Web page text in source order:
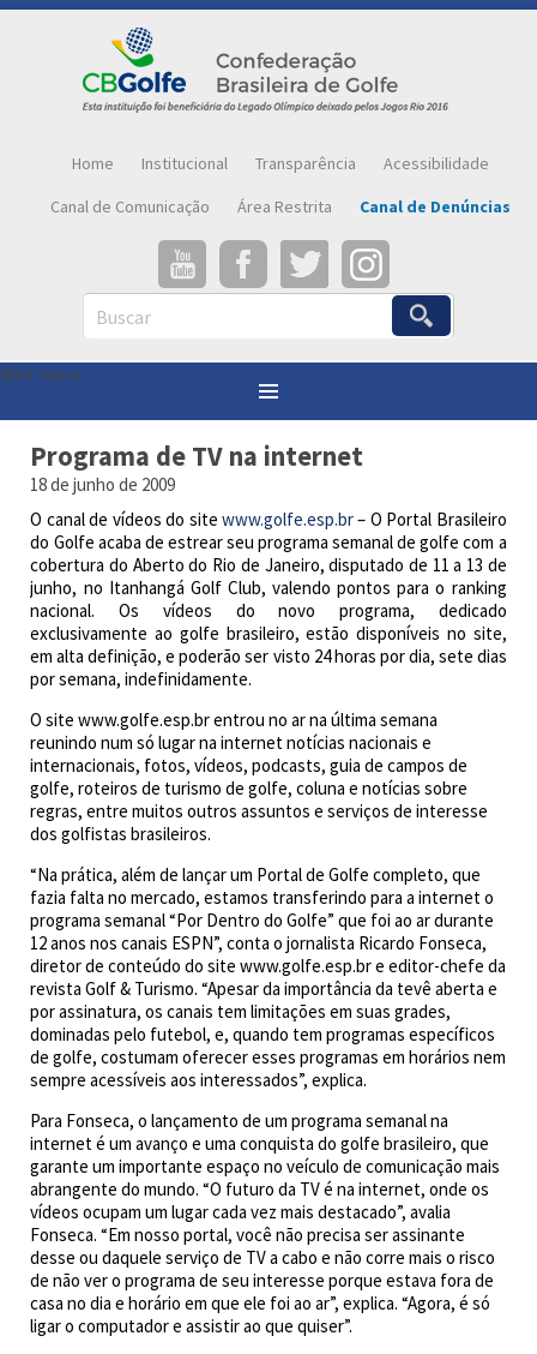
Home Institucional Transparência
Acessibilidade
Canal de Comunicação
Área Restrita Canal de Denúncias
Buscar
Abrir menu
Você está aqui: Notícias
Programa de TV na internet
18 de junho de 2009
O canal de vídeos do site www.golfe.esp.br– O Portal Brasileiro
do Golfe acaba de estrear seu programa semanal de golfe com a
cobertura do Aberto do Rio de Janeiro, disputado de 11 a 13 de
junho, no Itanhangá Golf Club, valendo pontos para o ranking
nacional. Os vídeos do novo programa, dedicado
exclusivamente ao golfe brasileiro, estão disponíveis no site,
em alta definição, e poderão ser visto 24 horas por dia, sete dias
por semana, indefinidamente.
O site www.golfe.esp.br entrou no ar na última semana
reunindo num só lugar na internet notícias nacionais e
internacionais, fotos, vídeos, podcasts, guia de campos de
golfe, roteiros de turismo de golfe, coluna e notícias sobre
regras, entre muitos outros assuntos e serviços de interesse
dos golfistas brasileiros.
“Na prática, além de lançar um Portal de Golfe completo, que
fazia falta no mercado, estamos transferindo para a internet o
programa semanal “Por Dentro do Golfe” que foi ao ar durante
12 anos nos canais ESPN”, conta o jornalista Ricardo Fonseca,
diretor de conteúdo do site www.golfe.esp.br e editor-chefe da
revista Golf & Turismo. “Apesar da importância da tevê aberta e
por assinatura, os canais tem limitações em suas grades,
dominadas pelo futebol, e, quando tem programas específicos
de golfe, costumam oferecer esses programas em horários nem
sempre acessíveis aos interessados”, explica.
Para Fonseca, o lançamento de um programa semanal na
internet é um avanço e uma conquista do golfe brasileiro, que
garante um importante espaço no veículo de comunicação mais
abrangente do mundo. “O futuro da TV é na internet, onde os
vídeos ocupam um lugar cada vez mais destacado”, avalia
Fonseca. “Em nosso portal, você não precisa ser assinante
desse ou daquele serviço de TV a cabo e não corre mais o risco
de não ver o programa de seu interesse porque estava fora de
casa no dia e horário em que ele foi ao ar”, explica. “Agora, é só
ligar o computador e assistir ao que quiser”.